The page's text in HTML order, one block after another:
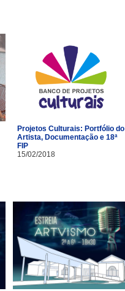
Projetos Culturais: Portfólio do
Artista, Documentação e 18ª
FIP
15/02/2018